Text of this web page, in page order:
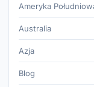
Ameryka
Australia
Azja
Blog